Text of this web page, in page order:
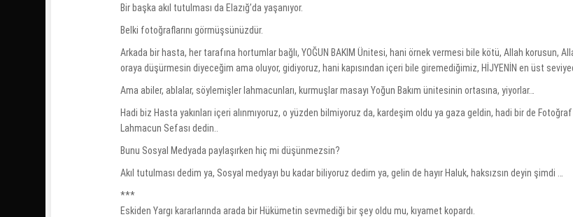
Bir başka akıl tutulması da Elazığ’da yaşanıyor.
Belki fotoğraflarını görmüşsünüzdür.
Arkada bir hasta, her tarafına hortumlar bağlı, YOĞUN BAKIM Ünitesi, hani örnek vermesi bile kötü, Allah korusun,
oraya düşürmesin diyeceğim ama oluyor, gidiyoruz, hani kapısından içeri bile giremediğimiz, HİJYENİN en üst
Ama abiler, ablalar, söylemişler lahmacunları, kurmuşlar masayı Yoğun Bakım ünitesinin ortasına, yiyorlar…
Hadi biz Hasta yakınları içeri alınmıyoruz, o yüzden bilmiyoruz da, kardeşim oldu ya gaza geldin, hadi bir de
Lahmacun Sefası dedin..
Bunu Sosyal Medyada paylaşırken hiç mi düşünmezsin?
Akıl tutulması dedim ya, Sosyal medyayı bu kadar biliyoruz dedim ya, gelin de hayır Haluk, haksızsın deyin şimdi …
***
Eskiden Yargı kararlarında arada bir Hükümetin sevmediği bir şey oldu mu, kıyamet kopardı.